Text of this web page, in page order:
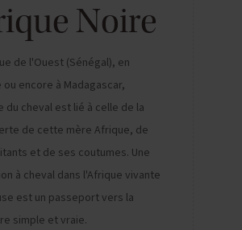
Noire
de l'Ouest (Sénégal), en
ou encore à Madagascar,
du cheval est lié à celle de la
de cette mère Afrique, de
et de ses coutumes. Une
à cheval dans l'Afrique vivante
est un passeport vers la
simple et vraie.